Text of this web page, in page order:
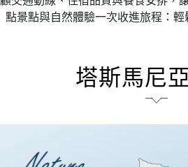
點景點與自然體驗一次收進旅程：輕
塔斯馬尼